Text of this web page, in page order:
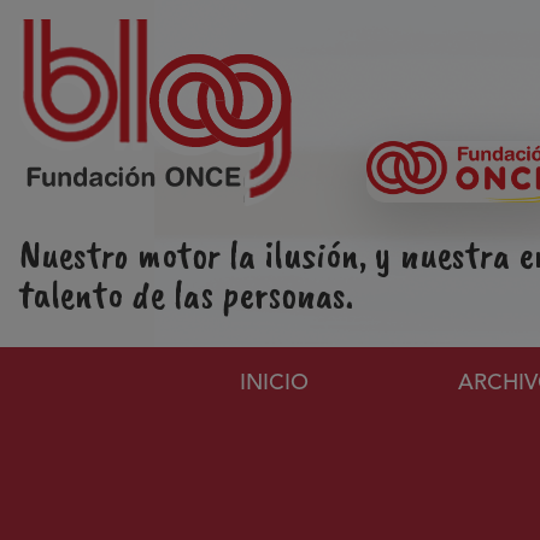
Pasar al contenido principal
Nuestro motor la ilusión, y nuestra
talento de las personas.
Navegación
INICIO